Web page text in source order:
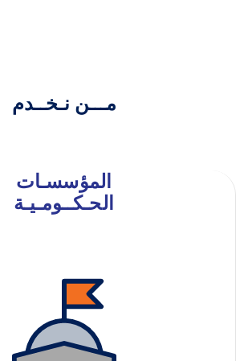
مـــن نـخــدم
المؤسسـات
الحـكــومـيـة